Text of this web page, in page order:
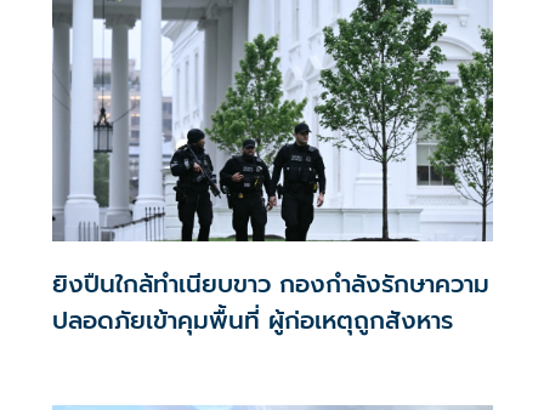
ยิงปืนใกล้ทำเนียบขาว กองกำลังรักษาความ
ปลอดภัยเข้าคุมพื้นที่ ผู้ก่อเหตุถูกสังหาร